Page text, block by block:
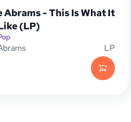
Abrams - This Is What It
(LP)
LP